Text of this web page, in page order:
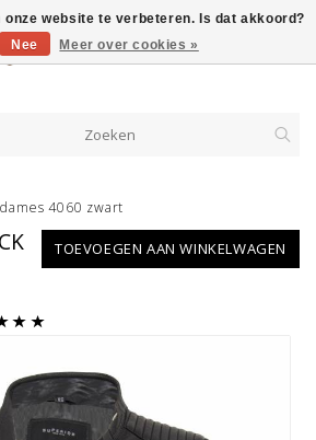
4060 zwart
TOEVOEGEN AAN WINKELWAGEN
onze website te verbeteren. Is dat akkoord?
Nee Meer over cookies »